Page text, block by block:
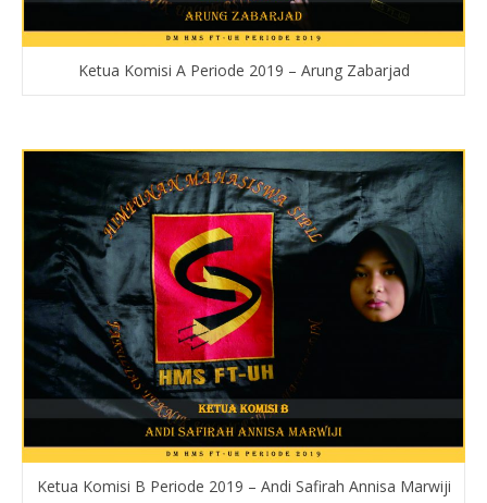
Ketua Komisi A Periode 2019 – Arung Zabarjad
Ketua Komisi B Periode 2019 – Andi Safirah Annisa Marwiji